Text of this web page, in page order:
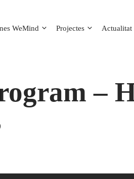
WeMind Projectes Actualitat
–